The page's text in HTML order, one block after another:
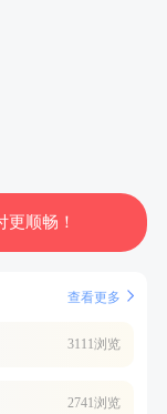
更顺畅！
查看更多
3111浏览
2741浏览